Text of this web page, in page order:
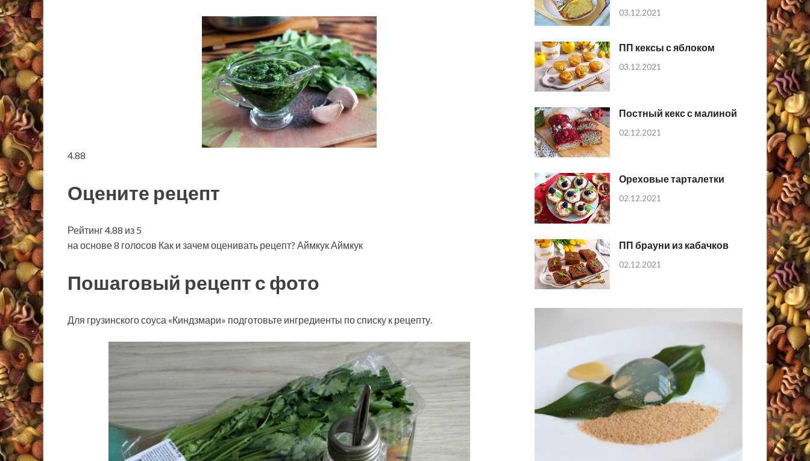
4.88
Оцените рецепт
Рейтинг 4.88 из 5
на основе 8 голосов Как и зачем оценивать рецепт? Аймкук Аймкук
Пошаговый рецепт с фото
Для грузинского соуса «Киндзмари» подготовьте ингредиенты по списку к рецепту.
03.12.2021
ПП кексы с яблоком
03.12.2021
Постный кекс с малиной
02.12.2021
Ореховые тарталетки
02.12.2021
ПП брауни из кабачков
02.12.2021